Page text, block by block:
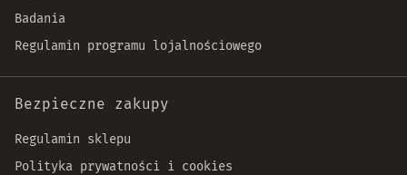
Badania
Regulamin programu lojalnościowego
Bezpieczne zakupy
Regulamin sklepu
Polityka prywatności i cookies